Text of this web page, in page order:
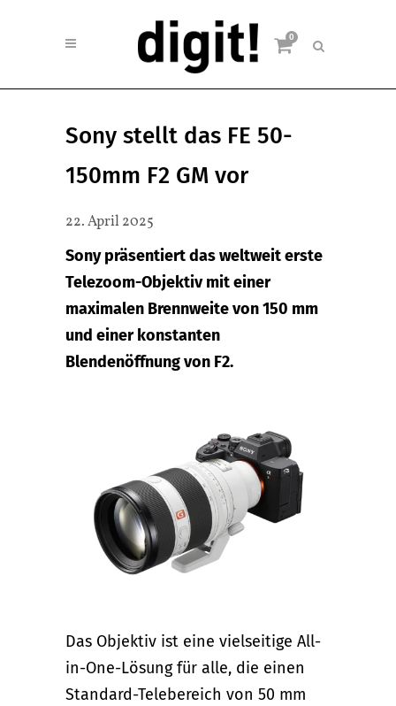
0
Sony stellt das FE 50-
150mm F2 GM vor
22. April 2025
Sony präsentiert das weltweit erste
Telezoom-Objektiv mit einer
maximalen Brennweite von 150 mm
und einer konstanten
Blendenöffnung von F2.
Das Objektiv ist eine vielseitige All-
in-One-Lösung für alle, die einen
Standard-Telebereich von 50 mm